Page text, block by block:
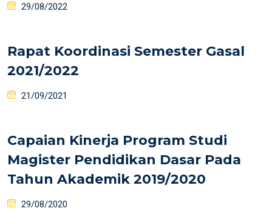
29/08/2022
Rapat Koordinasi Semester Gasal
2021/2022
21/09/2021
Capaian Kinerja Program Studi
Magister Pendidikan Dasar Pada
Tahun Akademik 2019/2020
29/08/2020